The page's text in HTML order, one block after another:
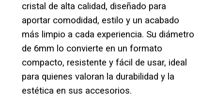
cristal de alta calidad, diseñado para
aportar comodidad, estilo y un acabado
más limpio a cada experiencia. Su diámetro
de 6mm lo convierte en un formato
compacto, resistente y fácil de usar, ideal
para quienes valoran la durabilidad y la
estética en sus accesorios.